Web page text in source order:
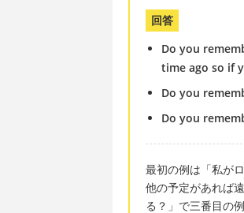
回答
Do you
time ago so if
Do you
Do you
最初の例は「私が
他の予定があれば
る？」で三番目の